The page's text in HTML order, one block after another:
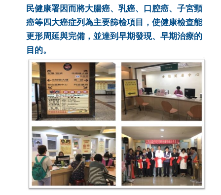
民健康署因而將大腸癌、乳癌、口腔癌、子宮頸
癌等四大癌症列為主要篩檢項目，使健康檢查能
更形周延與完備，並達到早期發現、早期治療的
目的。